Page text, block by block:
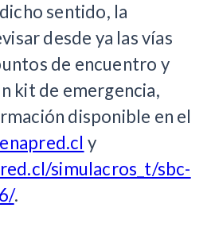
sentido, la
desde ya las vías
de encuentro y
kit de emergencia,
disponible en el
y
simulacros_t/sbc-
.